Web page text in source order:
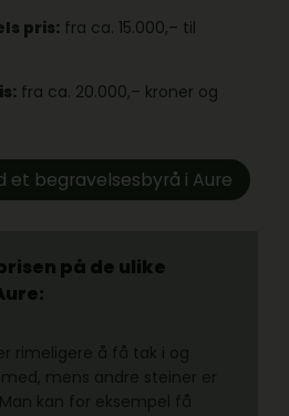
pris: fra ca. 15.000,– til
fra ca. 20.000,– kroner og
et begravelsesbyrå i Aure
på de ulike